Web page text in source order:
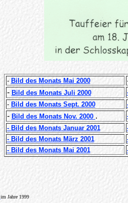
- Bild des Monats Mai 2000
- Bild des Monats Juli 2000
- Bild des Monats Sept. 2000
- Bild des Monats Nov. 2000 .
- Bild des Monats Januar 2001
- Bild des Monats März 2001
- Bild des Monats Mai 2001
im Jahre 1999